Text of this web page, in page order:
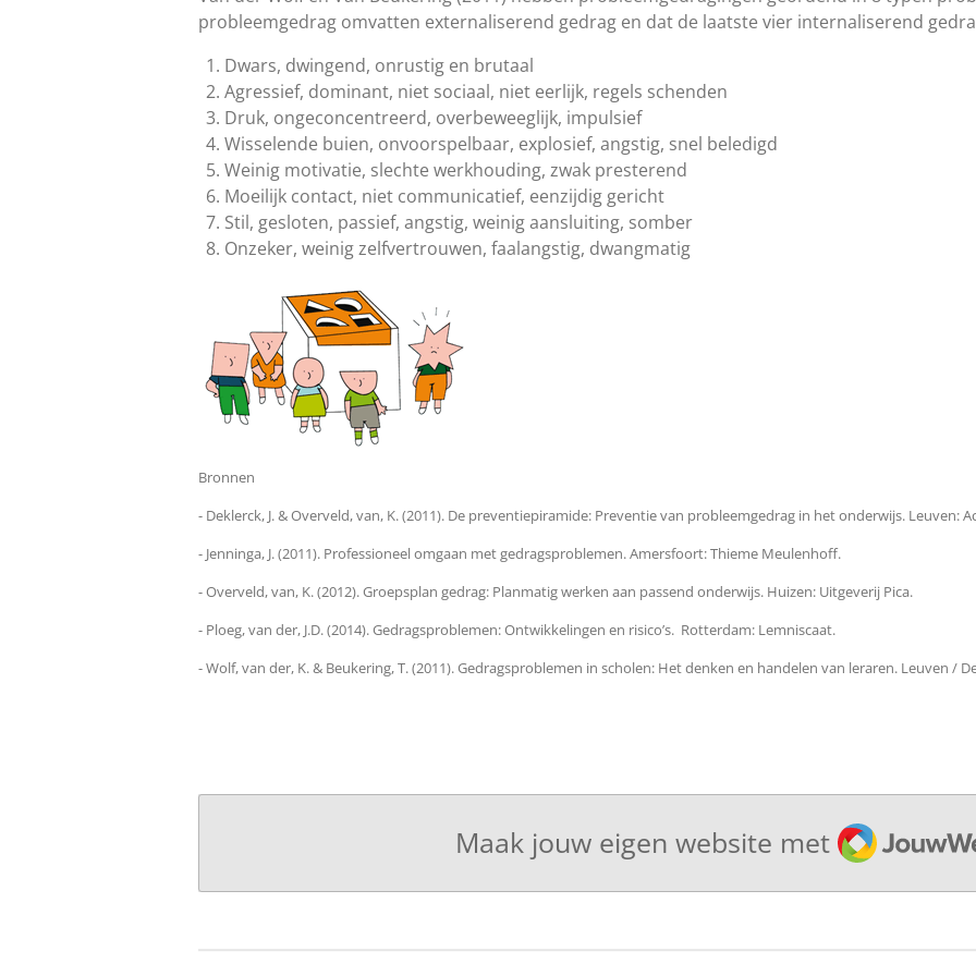
probleemgedrag omvatten externaliserend gedrag en dat de laatste vier internaliserend
Dwars, dwingend, onrustig en brutaal
Agressief, dominant, niet sociaal, niet eerlijk, regels schenden
Druk, ongeconcentreerd, overbeweeglijk, impulsief
Wisselende buien, onvoorspelbaar, explosief, angstig, snel beledigd
Weinig motivatie, slechte werkhouding, zwak presterend
Moeilijk contact, niet communicatief, eenzijdig gericht
Stil, gesloten, passief, angstig, weinig aansluiting, somber
Onzeker, weinig zelfvertrouwen, faalangstig, dwangmatig
Bronnen
- Deklerck, J. & Overveld, van, K. (2011). De preventiepiramide: Preventie van probleemgedrag in het onderwijs. Leuven:
- Jenninga, J. (2011). Professioneel omgaan met gedragsproblemen.Amersfoort: Thieme Meulenhoff.
- Overveld, van, K. (2012). Groepsplan gedrag: Planmatig werken aan passend onderwijs. Huizen: Uitgeverij Pica.
- Ploeg, van der, J.D. (2014). Gedragsproblemen: Ontwikkelingen en risico’s. Rotterdam: Lemniscaat.
- Wolf, van der, K. & Beukering, T. (2011). Gedragsproblemen in scholen: Het denken en handelen van leraren. Leuven /
Maak jouw eigen website met JouwWeb